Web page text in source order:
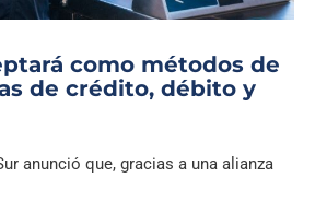
como métodos de
de crédito, débito y
anunció que, gracias a una alianza